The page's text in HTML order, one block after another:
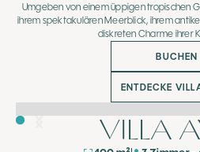
Umgeben von einem üppigen tropischen
ihrem spektakulären Meerblick, ihrem
diskreten Charme ihrer
BUCHEN
ENTDECKE
VILLA